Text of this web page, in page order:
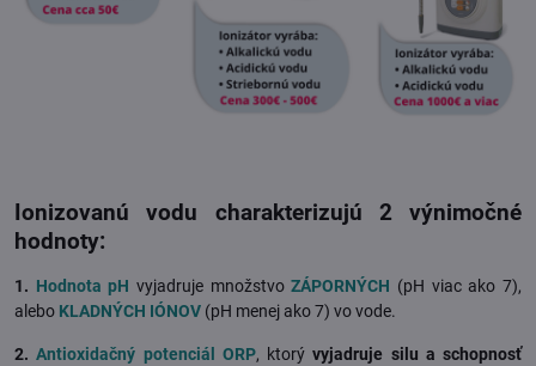
Ionizovanú vodu charakterizujú 2 výnimočné
hodnoty:
1. Hodnota pH vyjadruje množstvoZÁPORNÝCH (pH viac ako 7),
alebo KLADNÝCH IÓNOV (pH menej ako 7) vo vode.
2.Antioxidačný potenciál ORP, ktorývyjadruje silu a schopnosť